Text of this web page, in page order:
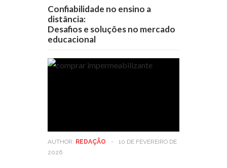
Confiabilidade no ensino a
distância:
Desafios e soluções no mercado
educacional
AUTHOR: REDAÇÃO -
10 DE FEVEREIRO DE
2026